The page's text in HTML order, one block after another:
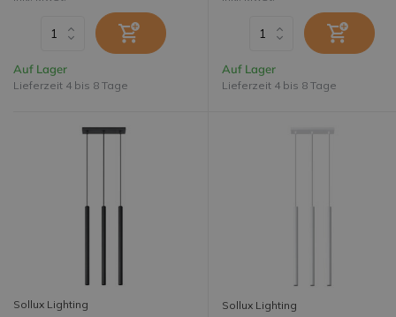
Auf Lager
Lieferzeit 4 bis 8 Tage
Auf Lager
Lieferzeit 4 bis 8 Tage
Sollux Lighting Sollux Lighting